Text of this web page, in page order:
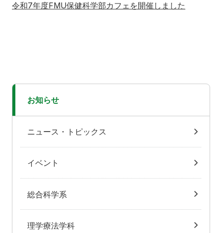
令和7年度FMU保健科学部カフェを開催しました
お知らせ
ニュース・トピックス
イベント
総合科学系
理学療法学科